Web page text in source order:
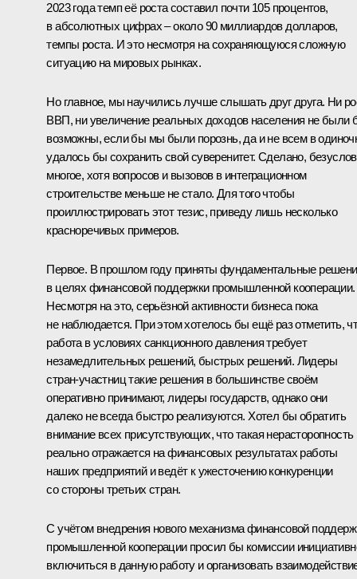
2023 года темп её роста составил почти 105 процентов,
в абсолютных цифрах – около 90 миллиардов долларов,
темпы роста. И это несмотря на сохраняющуюся сложную
ситуацию на мировых рынках.
Но главное, мы научились лучше слышать друг друга. Ни
ВВП, ни увеличение реальных доходов населения не были
возможны, если бы мы были порознь, да и не всем в
удалось бы сохранить свой суверенитет. Сделано,
многое, хотя вопросов и вызовов в интеграционном
строительстве меньше не стало. Для того чтобы
проиллюстрировать этот тезис, приведу лишь несколько
красноречивых примеров.
Первое. В прошлом году приняты фундаментальные
в целях финансовой поддержки промышленной кооперации.
Несмотря на это, серьёзной активности бизнеса пока
не наблюдается. При этом хотелось бы ещё раз отметить,
работа в условиях санкционного давления требует
незамедлительных решений, быстрых решений. Лидеры
стран-участниц такие решения в большинстве своём
оперативно принимают, лидеры государств, однако они
далеко не всегда быстро реализуются. Хотел бы обратить
внимание всех присутствующих, что такая нерасторопность
реально отражается на финансовых результатах работы
наших предприятий и ведёт к ужесточению конкуренции
со стороны третьих стран.
С учётом внедрения нового механизма финансовой
промышленной кооперации просил бы комиссии
включиться в данную работу и организовать